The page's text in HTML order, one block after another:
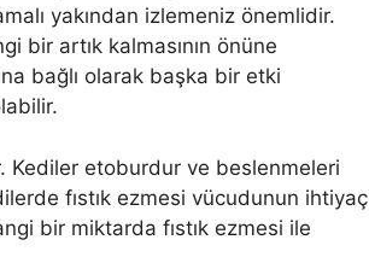
yakından izlemeniz önemlidir.
bir artık kalmasının önüne
bağlı olarak başka bir etki
Kediler etoburdur ve beslenmeleri
fıstık ezmesi vücudunun ihtiyaç
bir miktarda fıstık ezmesi ile